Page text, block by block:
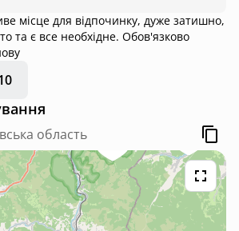
місце для відпочинку, дуже затишно,
та є все необхідне. Обов'язково
область